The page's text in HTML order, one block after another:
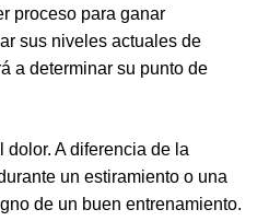
proceso para ganar
sus niveles actuales de
a determinar su punto de
dolor. A diferencia de la
un estiramiento o una
de un buen entrenamiento.